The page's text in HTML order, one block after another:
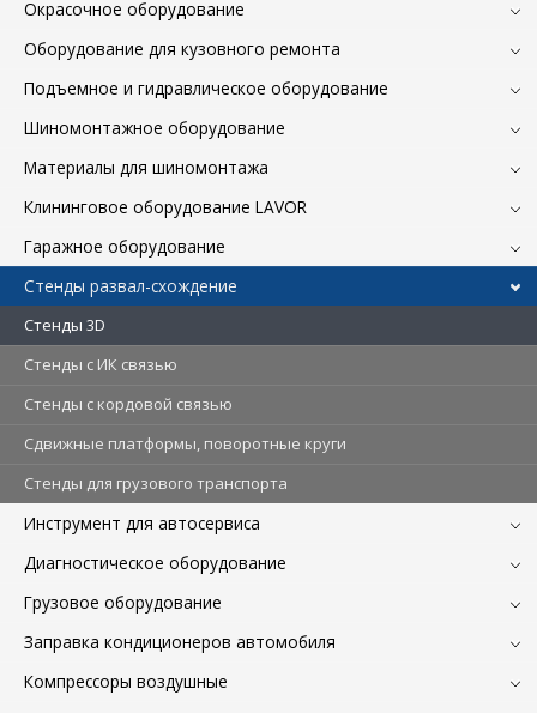
Окрасочное оборудование
Оборудование для кузовного ремонта
Подъемное и гидравлическое оборудование
Шиномонтажное оборудование
Материалы для шиномонтажа
Клининговое оборудование LAVOR
Гаражное оборудование
Стенды развал-схождение
Стенды 3D
Стенды c ИК связью
Стенды с кордовой связью
Сдвижные платформы, поворотные круги
Стенды для грузового транспорта
Инструмент для автосервиса
Диагностическое оборудование
Грузовое оборудование
Заправка кондиционеров автомобиля
Компрессоры воздушные